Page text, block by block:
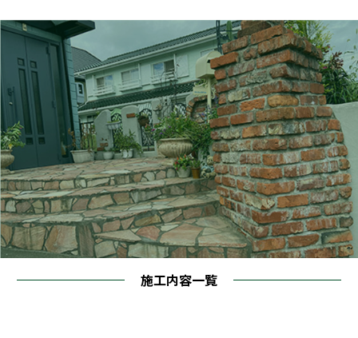
施工内容一覧